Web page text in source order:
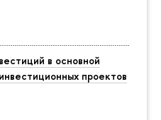
в основной
проектов